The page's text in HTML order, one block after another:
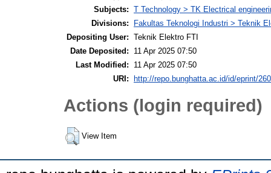
Subjects: T Technology > TK Electrical
Divisions:
Fakultas Teknologi Industri > Teknik
Depositing User: Teknik Elektro FTI
Date Deposited:
11 Apr 2025 07:50
Last Modified:
11 Apr 2025 07:50
URI:
http://repo.bunghatta.ac.id/id/eprint/
Actions (login required)
View Item